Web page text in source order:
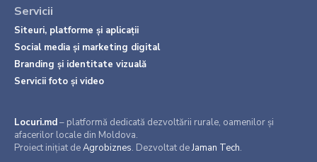
Servicii
Siteuri, platforme și aplicații
Social media și marketing digital
Branding și identitate vizuală
Servicii foto și video
Locuri.md– platformă dedicată dezvoltării rurale, oamenilor și
afacerilor locale din Moldova.
Proiect inițiat deAgrobiznes. Dezvoltat deJaman Tech.